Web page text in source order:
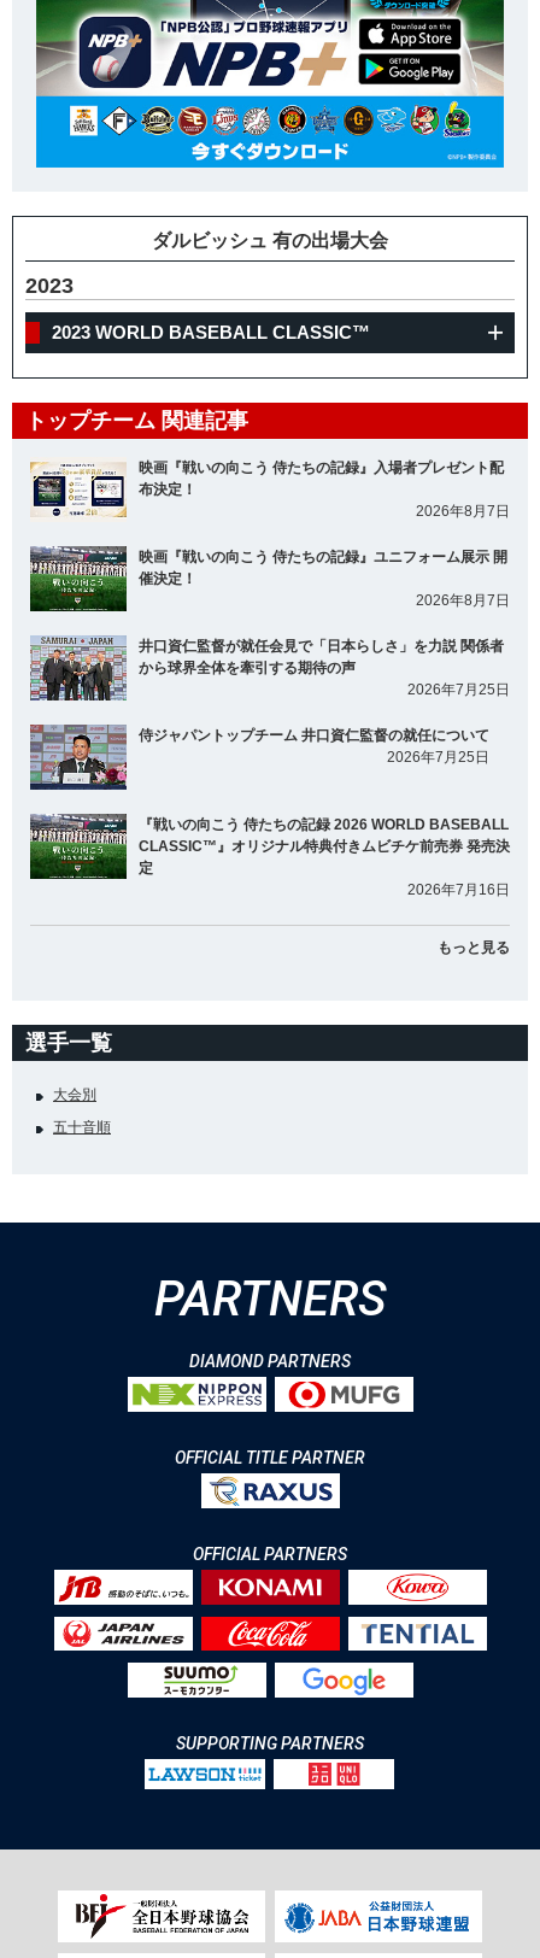
ダルビッシュ 有の出場大会
2023
2023 WORLD BASEBALL CLASSIC™
トップチーム 関連記事
映画『戦いの向こう 侍たちの記録』入場者プレゼント配
布決定！
2026年8月7日
映画『戦いの向こう 侍たちの記録』ユニフォーム展示 開
催決定！
2026年8月7日
井口資仁監督が就任会見で「日本らしさ」を力説 関係者
から球界全体を牽引する期待の声
2026年7月25日
侍ジャパントップチーム 井口資仁監督の就任について
2026年7月25日
『戦いの向こう 侍たちの記録 2026 WORLD BASEBALL
CLASSIC™』オリジナル特典付きムビチケ前売券 発売決
定
2026年7月16日
もっと見る
選手一覧
大会別
五十音順
PARTNERS
DIAMOND PARTNERS
OFFICIAL TITLE PARTNER
OFFICIAL PARTNERS
SUPPORTING PARTNERS